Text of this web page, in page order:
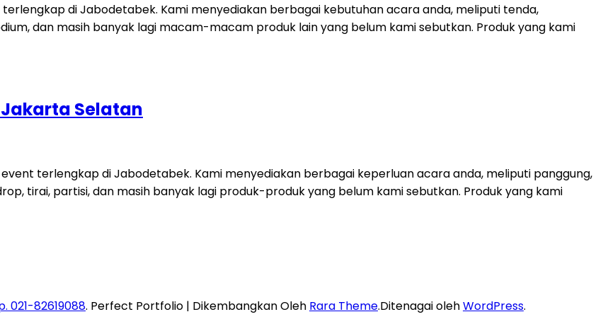
di Jabodetabek. Kami menyediakan berbagai kebutuhan acara anda, meliputi tenda,
dan masih banyak lagi macam-macam produk lain yang belum kami sebutkan. Produk yang kami
Jakarta Selatan
terlengkap di Jabodetabek. Kami menyediakan berbagai keperluan acara anda, meliputi panggung,
tirai, partisi, dan masih banyak lagi produk-produk yang belum kami sebutkan. Produk yang kami
021-82619088. Perfect Portfolio | Dikembangkan Oleh Rara Theme.Ditenagai olehWordPress.